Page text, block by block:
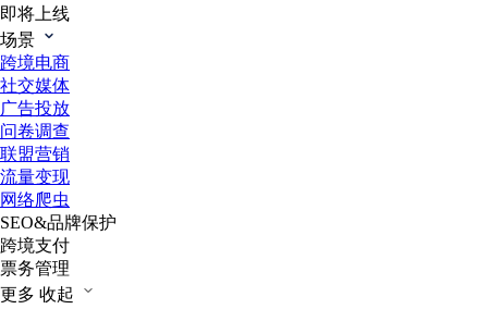
即将上线
场景
跨境电商
社交媒体
广告投放
问卷调查
联盟营销
流量变现
网络爬虫
SEO&品牌保护
跨境支付
票务管理
更多 收起